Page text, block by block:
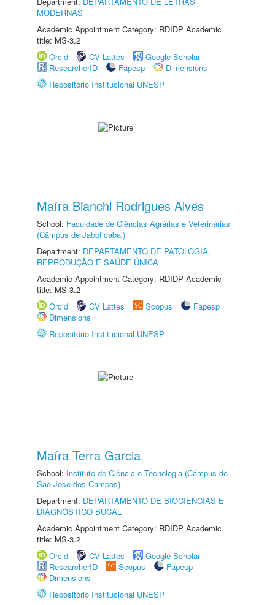
MODERNAS
Academic Appointment Category: RDIDP Academic
title: MS-3.2
Orcid
CV Lattes
Google Scholar
ResearcherID
Fapesp
Dimensions
Repositório Institucional UNESP
Maíra Bianchi Rodrigues Alves
School: Faculdade de Ciências Agrárias e Veterinárias
(Câmpus de Jaboticabal)
Department: DEPARTAMENTO DE PATOLOGIA,
REPRODUÇÃO E SAÚDE ÚNICA
Academic Appointment Category: RDIDP Academic
title: MS-3.2
Orcid
CV Lattes Scopus
Fapesp
Dimensions
Repositório Institucional UNESP
Maíra Terra Garcia
School: Instituto de Ciência e Tecnologia (Câmpus de
São José dos Campos)
Department: DEPARTAMENTO DE BIOCIÊNCIAS E
DIAGNÓSTICO BUCAL
Academic Appointment Category: RDIDP Academic
title: MS-3.2
Orcid
CV Lattes
Google Scholar
ResearcherID
Scopus
Fapesp
Dimensions
Repositório Institucional UNESP